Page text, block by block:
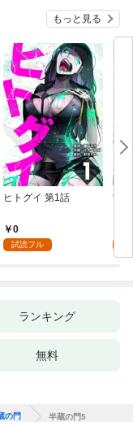
もっと見る
ヒトグイ 第1話
0
試読フル
世
ランキング
無料
の門 半蔵の門5